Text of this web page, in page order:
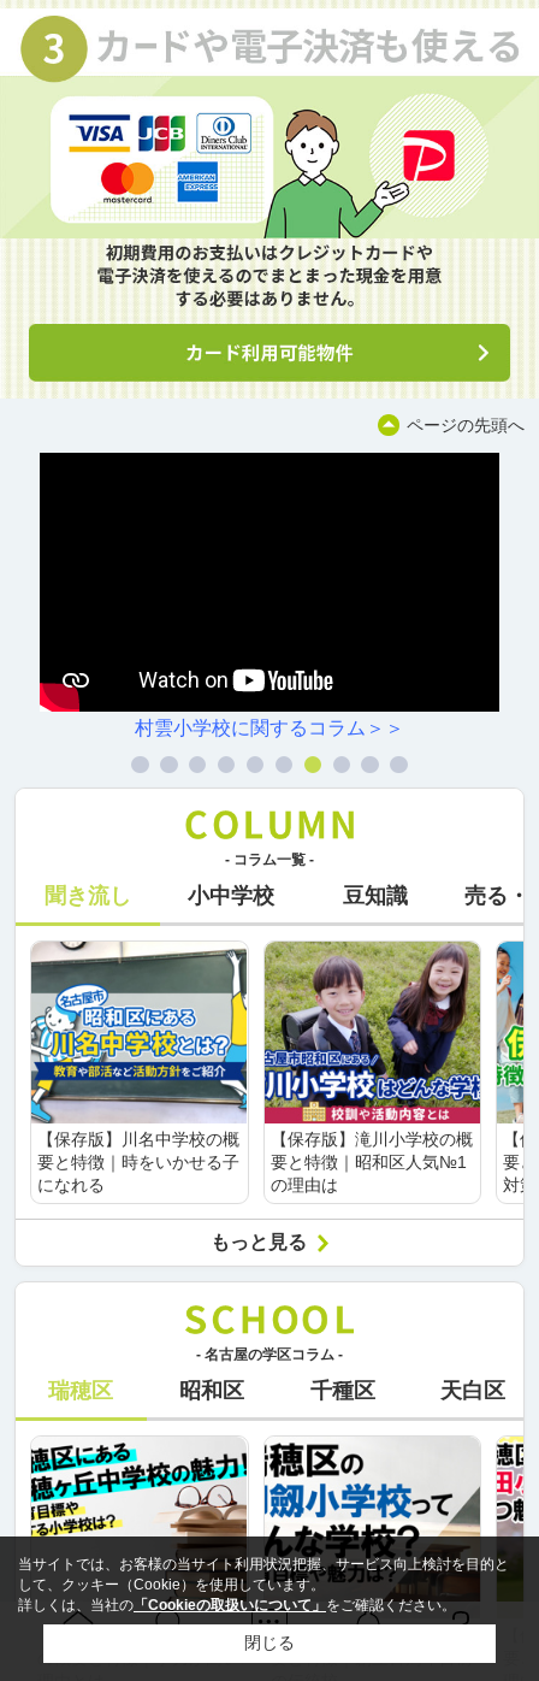
ページの先頭へ
村雲小学校に関するコラム＞＞
- コラム一覧 -
聞き流し 小中学校 豆知識 売る・
【保存版】川名中学校の概
要と特徴｜時をいかせる子
になれる
【保存版】滝川小学校の概
要と特徴｜昭和区人気№1
の理由は
【
要
対
もっと見る
- 名古屋の学区コラム -
瑞穂区 昭和区 千種区 天白区
【保存版】御劔小学校の概
要と特徴｜創立百周年目前
問い合せ
当サイトでは、お客様の当サイト利用状況把握、サービス向上検討を目的と
して、クッキー（Cookie）を使用しています。
詳しくは、当社の 「Cookieの取扱いについて」 をご確認ください。
閉じる